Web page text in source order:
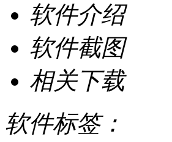
软件介绍
软件截图
相关下载
软件标签：